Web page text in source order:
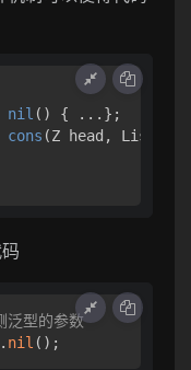
nil ()
{ ...};
cons (Z head,
泛型的参数
. nil ();